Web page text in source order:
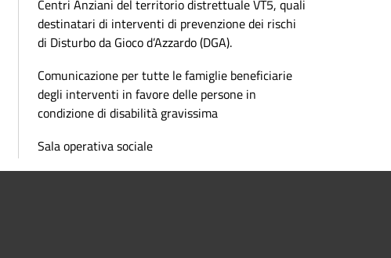
Centri Anziani del territorio distrettuale VT5, quali
destinatari di interventi di prevenzione dei rischi
di Disturbo da Gioco d’Azzardo (DGA).
Comunicazione per tutte le famiglie beneficiarie
degli interventi in favore delle persone in
condizione di disabilità gravissima
Sala operativa sociale